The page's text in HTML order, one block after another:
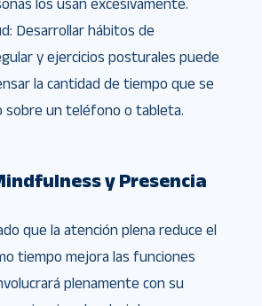
los usan excesivamente.
Desarrollar hábitos de
y ejercicios posturales puede
la cantidad de tiempo que se
sobre un teléfono o tableta.
y Presencia
que la atención plena reduce el
tiempo mejora las funciones
plenamente con su